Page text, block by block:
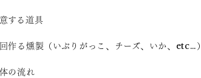
する道具
作る燻製（いぶりがっこ、チーズ、いか、etc…）
の流れ